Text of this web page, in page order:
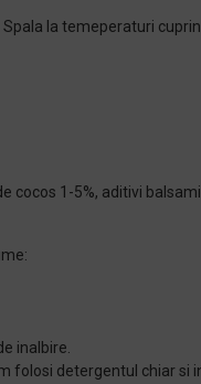
la temeperaturi
cocos 1-5%, aditivi
inalbire.
folosi detergentul chiar si